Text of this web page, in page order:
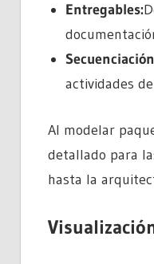
Entregables:
actividades
Al modelar
detallado para
hasta la